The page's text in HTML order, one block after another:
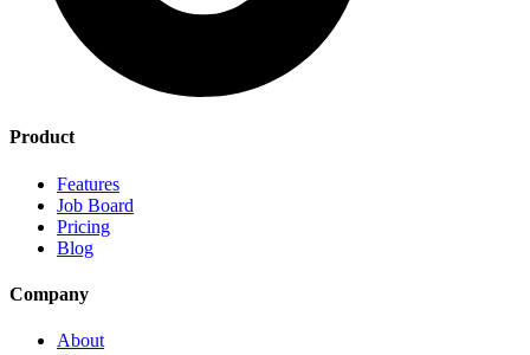
Product
Features
Job Board
Pricing
Blog
Company
About